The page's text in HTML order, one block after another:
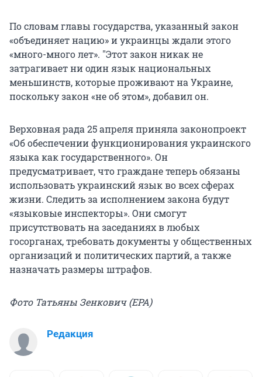
По словам главы государства, указанный закон
«объединяет нацию» и украинцы ждали этого
«много-много лет». "Этот закон никак не
затрагивает ни один язык национальных
меньшинств, которые проживают на Украине,
поскольку закон «не об этом», добавил он.
Верховная рада 25 апреля приняла законопроект
«Об обеспечении функционирования украинского
языка как государственного». Он
предусматривает, что граждане теперь обязаны
использовать украинский язык во всех сферах
жизни. Следить за исполнением закона будут
«языковые инспекторы». Они смогут
присутствовать на заседаниях в любых
госорганах, требовать документы у общественных
организаций и политических партий, а также
назначать размеры штрафов.
Фото Татьяны Зенкович (ЕРА)
Редакция